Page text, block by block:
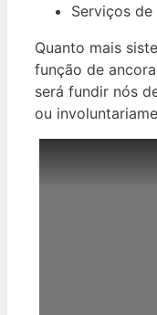
Serviços
Quanto mais
função de
será fundir nós
ou